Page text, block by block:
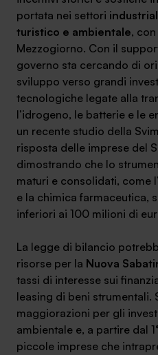
info@safinance.it
SA Finance Mediazione Creditizia
all'Oam n.M336
portata nei settori
turistico e ambientale,
Mezzogiorno. Con il
governo sta cercando di
sviluppo verso grandi
tecnologiche legate alla
l’idrogeno, le batterie e le
un recente studio della
risposta delle imprese del
dimostrando che lo
maturi e consolidati, come
e la chimica farmaceutica,
inferiori ai 100 milioni di
La legge di bilancio
risorse per la Nuova
tassi di interesse sui
leasing di beni strumentali.
maggiorazioni per gli
ambientale e, a partire dal
piccole imprese che